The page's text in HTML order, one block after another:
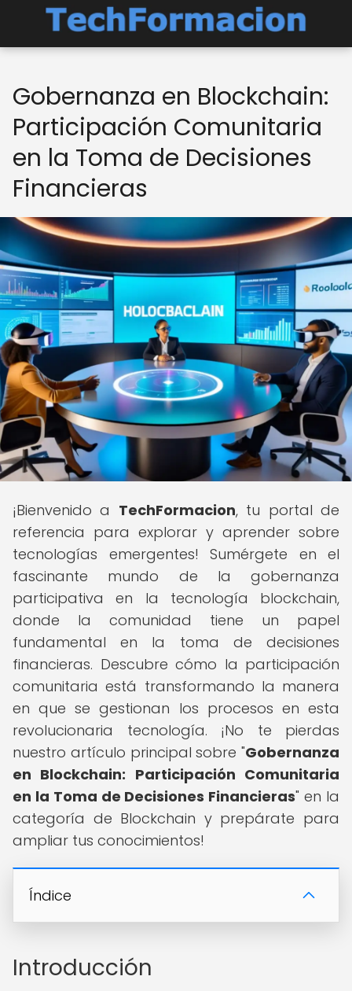
Gobernanza en Blockchain:
Participación Comunitaria
en la Toma de Decisiones
Financieras
¡Bienvenido a TechFormacion, tu portal de
referencia para explorar y aprender sobre
tecnologías emergentes! Sumérgete en el
fascinante mundo de la gobernanza
participativa en la tecnología blockchain,
donde la comunidad tiene un papel
fundamental en la toma de decisiones
financieras. Descubre cómo la participación
comunitaria está transformando la manera
en que se gestionan los procesos en esta
revolucionaria tecnología. ¡No te pierdas
nuestro artículo principal sobre "Gobernanza
en Blockchain: Participación Comunitaria
en la Toma de Decisiones Financieras" en la
categoría de Blockchain y prepárate para
ampliar tus conocimientos!
Índice
Introducción